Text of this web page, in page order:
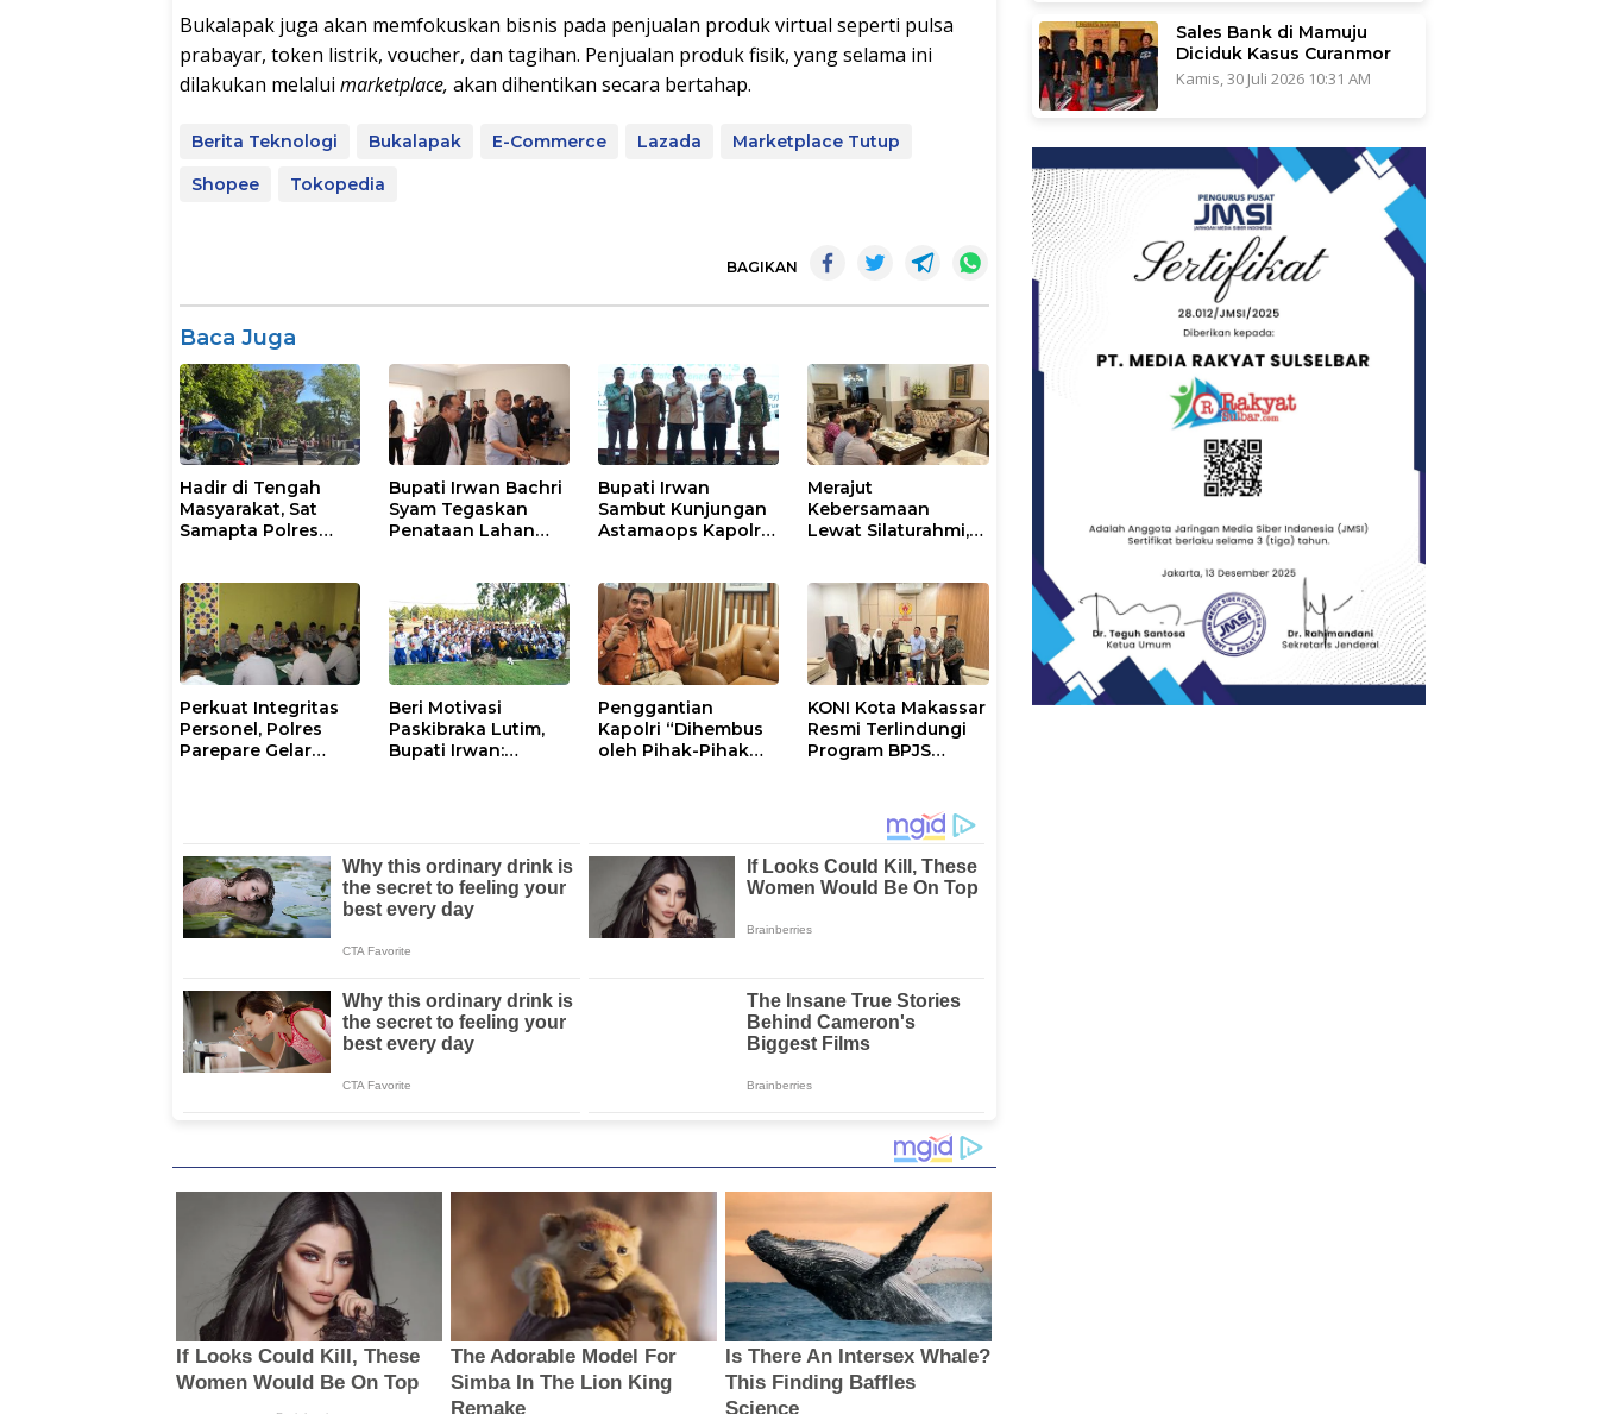
Bukalapak juga akan memfokuskan bisnis pada penjualan produk virtual seperti pulsa
prabayar, token listrik, voucher, dan tagihan. Penjualan produk fisik, yang selama ini
dilakukan melalui marketplace, akan dihentikan secara bertahap.
Berita Teknologi Bukalapak E-Commerce Lazada
Marketplace Tutup
Shopee
Tokopedia
BAGIKAN
Baca Juga
Hadir di Tengah
Masyarakat, Sat
Samapta Polres
Pagi
Bupati Irwan Bachri
Syam Tegaskan
Penataan Lahan
Bupati Irwan
Sambut Kunjungan
Astamaops Kapolri
Luwu Timur
Merajut
Kebersamaan
Lewat Silaturahmi,
dengan Tokoh
Masyarakat
Perkuat Integritas
Personel, Polres
Parepare Gelar
Beri Motivasi
Paskibraka Lutim,
Bupati Irwan:
Penggantian
Kapolri “Dihembus
oleh Pihak-Pihak
KONI Kota Makassar
Resmi Terlindungi
Program BPJS
Sales Bank di Mamuju
Diciduk Kasus Curanmor
Kamis, 30 Juli 2026 10:31 AM